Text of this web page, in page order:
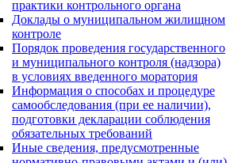
практики контрольного органа
Доклады о муниципальном жилищном
контроле
Порядок проведения государственного
и муниципального контроля (надзора)
в условиях введенного моратория
Информация о способах и процедуре
самообследования (при ее наличии),
подготовки декларации соблюдения
обязательных требований
Иные сведения, предусмотренные